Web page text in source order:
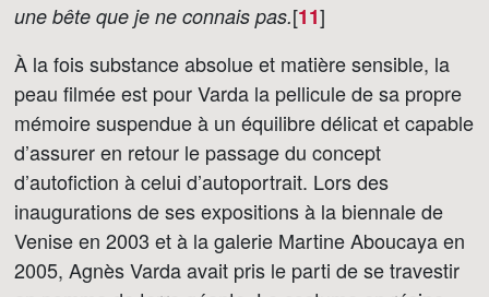
une bête que je ne connais pas.[11]
À la fois substance absolue et matière sensible, la
peau filmée est pour Varda la pellicule de sa propre
mémoire suspendue à un équilibre délicat et capable
d’assurer en retour le passage du concept
d’autofiction à celui d’autoportrait. Lors des
inaugurations de ses expositions à la biennale de
Venise en 2003 et à la galerie Martine Aboucaya en
2005, Agnès Varda avait pris le parti de se travestir